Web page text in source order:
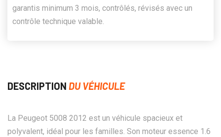
garantis minimum 3 mois, contrôlés, révisés avec un
contrôle technique valable.
DESCRIPTION DU VÉHICULE
La Peugeot 5008 2012 est un véhicule spacieux et
polyvalent, idéal pour les familles. Son moteur essence 1.6